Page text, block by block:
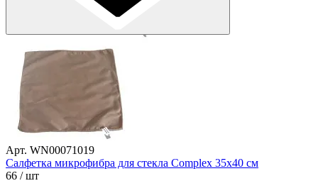
Арт. WN00071019
Салфетка микрофибра для стекла Complex 35х40 см
66 / шт